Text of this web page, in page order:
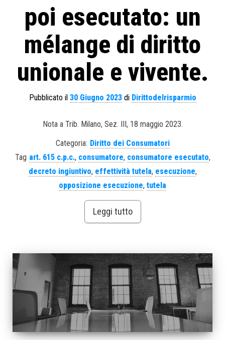
poi esecutato: un
mélange di diritto
unionale e vivente.
Pubblicato il 30 Giugno 2023di Dirittodelrisparmio
Nota a Trib. Milano, Sez. III, 18 maggio 2023.
Categoria: Diritto dei Consumatori
Tag art. 615 c.p.c., consumatore, consumatore esecutato,
decreto ingiuntivo, effettività tutela, esecuzione,
opposizione esecuzione, tutela
Leggi tutto